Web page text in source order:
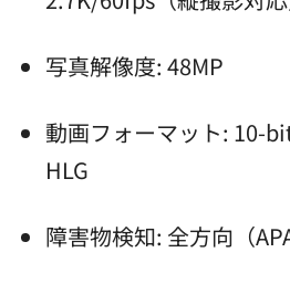
写真解像度: 48MP
動画フォーマット: 10-
HLG
障害物検知: 全方向（